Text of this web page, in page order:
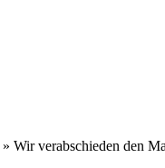
» Wir verabschieden den